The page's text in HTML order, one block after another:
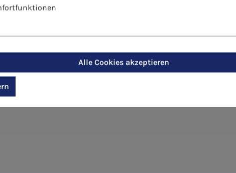
Dunkel ins Licht"
Alle Cookies akzeptieren